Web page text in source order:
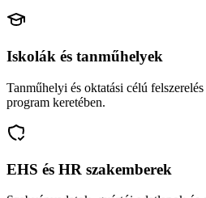
Iskolák és tanműhelyek
Tanműhelyi és oktatási célú
program keretében.
EHS és HR szakemberek